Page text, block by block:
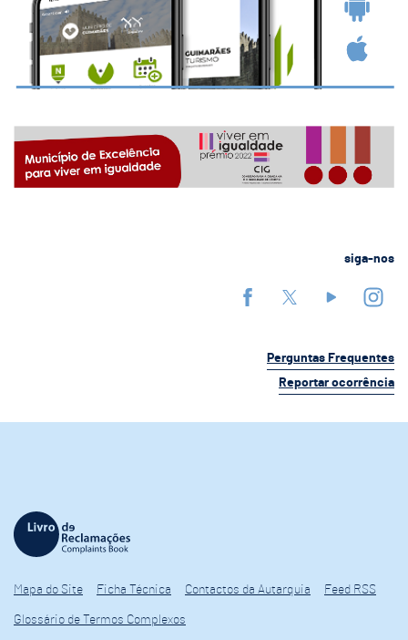
siga-nos
Perguntas Frequentes
Reportar ocorrência
Mapa do Site Ficha Técnica Contactos da Autarquia Feed RSS
Glossário de Termos Complexos